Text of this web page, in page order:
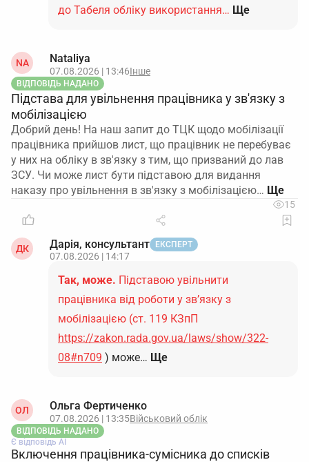
до Табеля обліку використання… Ще
NA Nataliya
07.08.2026 | 13:46Інше
ВІДПОВІДЬ НАДАНО
Підстава для увільнення працівника у зв'язку з
мобілізацією
Добрий день! На наш запит до ТЦК щодо мобілізації
працівника прийшов лист, що працівник не перебуває
у них на обліку в зв'язку з тим, що призваний до лав
ЗСУ. Чи може лист бути підставою для видання
наказу про увільнення в зв'язку з мобілізацією…
15
ДК Дарія, консультант ЕКСПЕРТ
07.08.2026 | 14:17
Так, може. Підставою увільнити
працівника від роботи у зв’язку з
мобілізацією (ст. 119 КЗпП
https://zakon.rada.gov.ua/laws/show/322-
08#n709 ) може… Ще
ОЛ Ольга Фертиченко
07.08.2026 | 13:35Військовий облік
ВІДПОВІДЬ НАДАНО
Є відповідь АІ
Включення працівника-сумісника до списків